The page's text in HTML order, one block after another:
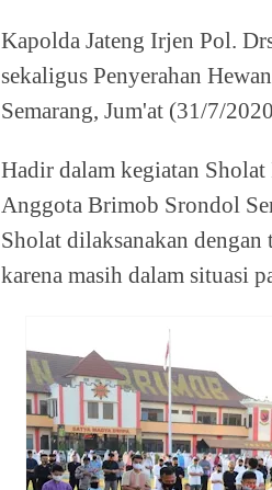
Kapolda Jateng Irjen Pol.
sekaligus Penyerahan
Semarang, Jum'at (31/7/
Hadir dalam kegiatan
Anggota Brimob Srondol
Sholat dilaksanakan
karena masih dalam situasi